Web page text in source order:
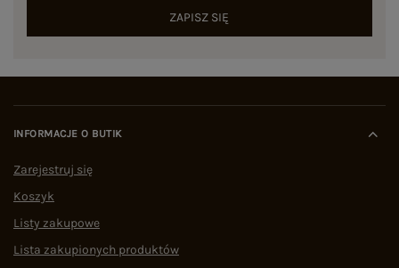
ZAPISZ SIĘ
INFORMACJE O BUTIK
Zarejestruj się
Koszyk
Listy zakupowe
Lista zakupionych produktów